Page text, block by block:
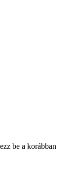
be a korábban